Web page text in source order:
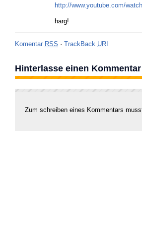
http://www.youtube.com/
harg!
Komentar RSS · TrackBack URI
Hinterlasse einen Kommentar
Zum schreiben eines Kommentars